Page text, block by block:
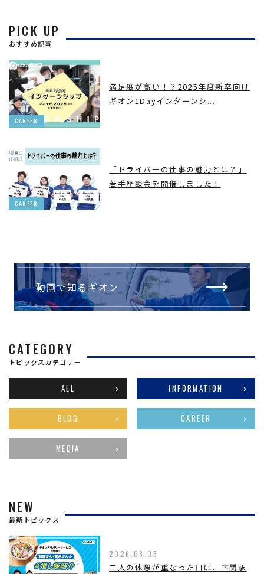
PICK UP
おすすめ記事
CAREER
満足度が高い！？2025年度新卒向け
ギオン1Dayインターンシ...
CAREER
「ドライバーの仕事の魅力とは？」
若手座談会を開催しました！
動画で知るギオン
CATEGORY
トピックスカテゴリー
ALL INFORMATION
BLOG CAREER
MEDIA
NEW
最新トピックス
2026.08.05
二人の休憩が重なった日は、下関駅